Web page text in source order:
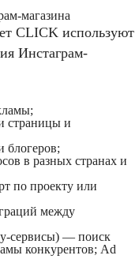
магазина
CLICK используют
Инстаграм-
страницы и
блогеров;
в разных странах и
по проекту или
между
сервисы) — поиск
конкурентов; Ad